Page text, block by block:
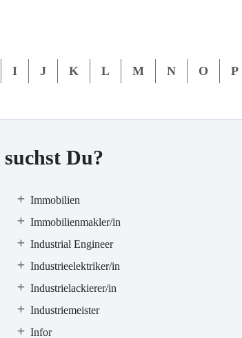
I J K L M N O P
Du?
Immobilien
Immobilienmakler/in
Industrial Engineer
Industrieelektriker/in
Industrielackierer/in
Industriemeister
Infor